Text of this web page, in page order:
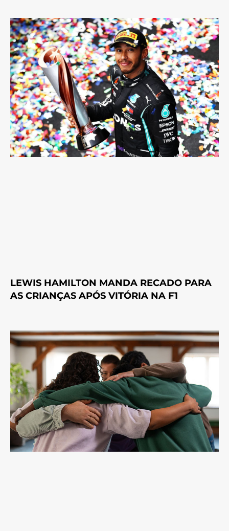
LEWIS HAMILTON MANDA RECADO PARA
AS CRIANÇAS APÓS VITÓRIA NA F1